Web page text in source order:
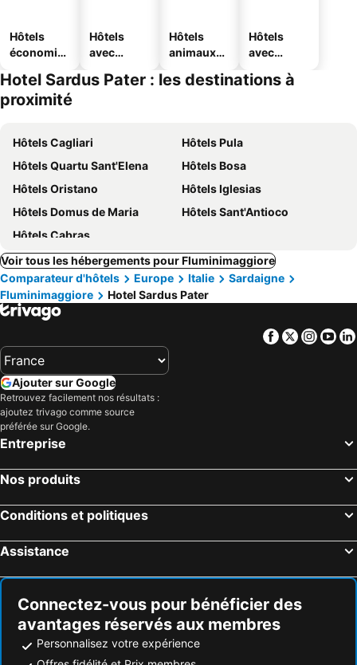
Hôtels
économiq
Hôtels
avec
Hôtels
animaux
Hôtels
avec
Hotel Sardus Pater : les destinations à
proximité
Hôtels Cagliari
Hôtels Pula
Hôtels Quartu Sant'Elena
Hôtels Bosa
Hôtels Oristano
Hôtels Iglesias
Hôtels Domus de Maria
Hôtels Sant'Antioco
Hôtels Cabras
Voir tous les hébergements pour Fluminimaggiore
Comparateur d'hôtels
Europe Italie
Sardaigne
Fluminimaggiore
Hotel Sardus Pater
Facebook
Twitter
Ajouter sur Google
Retrouvez facilement nos résultats :
ajoutez trivago comme source
préférée sur Google.
Entreprise
Nos produits
Conditions et politiques
Assistance
Connectez-vous pour bénéficier des
avantages réservés aux membres
Personnalisez votre expérience